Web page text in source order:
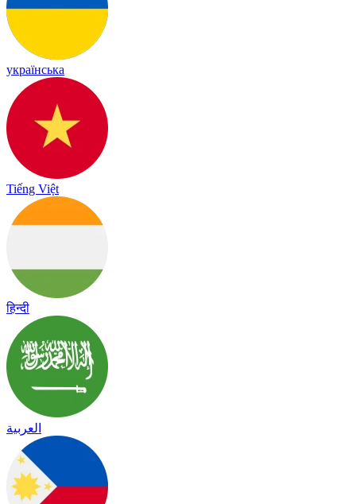
українська
Tiếng Việt
हिन्दी
العربية